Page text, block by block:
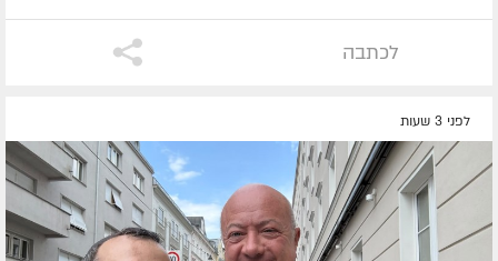
לכתבה
לפני 3 שעות